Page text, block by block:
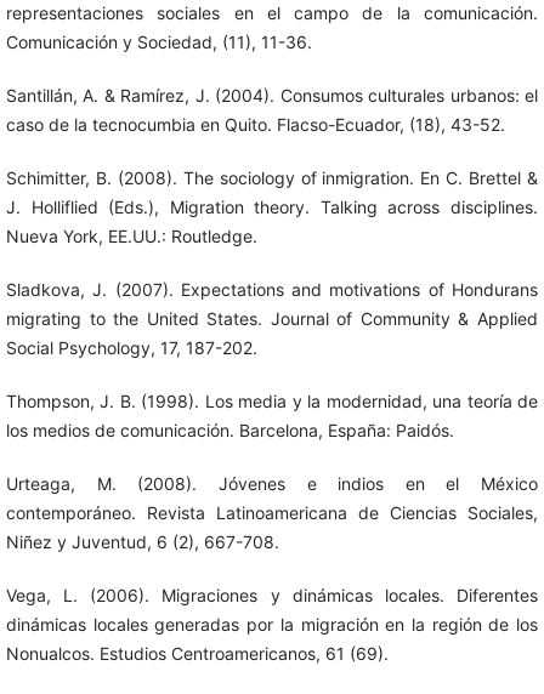
representaciones sociales en el campo de la comunicación.
Comunicación y Sociedad, (11), 11-36.
Santillán, A. & Ramírez, J. (2004). Consumos culturales urbanos: el
caso de la tecnocumbia en Quito. Flacso-Ecuador, (18), 43-52.
Schimitter, B. (2008). The sociology of inmigration. En C. Brettel &
J. Holliflied (Eds.), Migration theory. Talking across disciplines.
Nueva York, EE.UU.: Routledge.
Sladkova, J. (2007). Expectations and motivations of Hondurans
migrating to the United States. Journal of Community & Applied
Social Psychology, 17, 187-202.
Thompson, J. B. (1998). Los media y la modernidad, una teoría de
los medios de comunicación. Barcelona, España: Paidós.
Urteaga, M. (2008). Jóvenes e indios en el México
contemporáneo. Revista Latinoamericana de Ciencias Sociales,
Niñez y Juventud, 6 (2), 667-708.
Vega, L. (2006). Migraciones y dinámicas locales. Diferentes
dinámicas locales generadas por la migración en la región de los
Nonualcos. Estudios Centroamericanos, 61 (69).